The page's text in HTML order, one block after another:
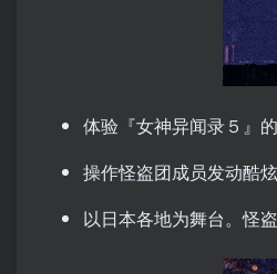
体验『女神异闻录５』
操作怪盗团成员发动酷
以日本各地为舞台。怪